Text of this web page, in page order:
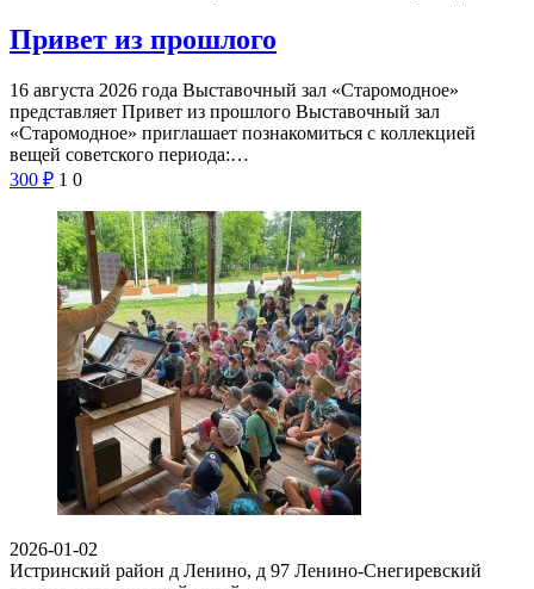
Привет из прошлого
16 августа 2026 года Выставочный зал «Старомодное»
представляет Привет из прошлого Выставочный зал
«Старомодное» приглашает познакомиться с коллекцией
вещей советского периода:…
300 ₽ 1 0
2026-01-02
Истринский район д Ленино, д 97 Ленино-Снегиревский